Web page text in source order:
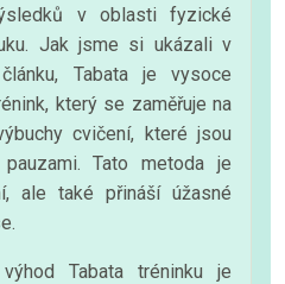
v oblasti fyzické
Jak jsme si ukázali v
Tabata je vysoce
který se zaměřuje na
cvičení, které jsou
Tato metoda je
ale také přináší úžasné
Tabata tréninku je